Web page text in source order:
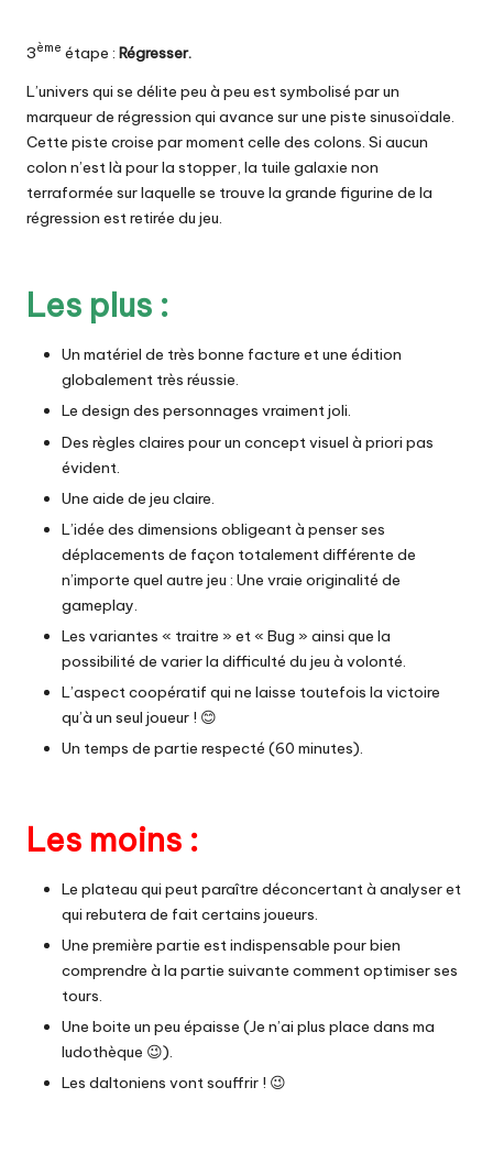
3ème étape : Régresser.
L’univers qui se délite peu à peu est symbolisé par un
marqueur de régression qui avance sur une piste sinusoïdale.
Cette piste croise par moment celle des colons. Si aucun
colon n’est là pour la stopper, la tuile galaxie non
terraformée sur laquelle se trouve la grande figurine de la
régression est retirée du jeu.
Les plus :
Un matériel de très bonne facture et une édition
globalement très réussie.
Le design des personnages vraiment joli.
Des règles claires pour un concept visuel à priori pas
évident.
Une aide de jeu claire.
L’idée des dimensions obligeant à penser ses
déplacements de façon totalement différente de
n’importe quel autre jeu : Une vraie originalité de
gameplay.
Les variantes « traitre » et « Bug » ainsi que la
possibilité de varier la difficulté du jeu à volonté.
L’aspect coopératif qui ne laisse toutefois la victoire
qu’à un seul joueur ! 😊
Un temps de partie respecté (60 minutes).
Les moins :
Le plateau qui peut paraître déconcertant à analyser et
qui rebutera de fait certains joueurs.
Une première partie est indispensable pour bien
comprendre à la partie suivante comment optimiser ses
tours.
Une boite un peu épaisse (Je n’ai plus place dans ma
ludothèque 😉).
Les daltoniens vont souffrir ! 😉